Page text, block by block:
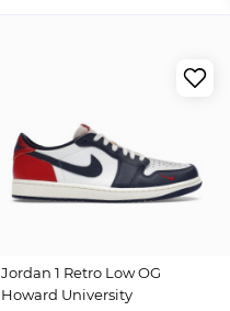
Jordan 1 Retro Low OG
Howard University